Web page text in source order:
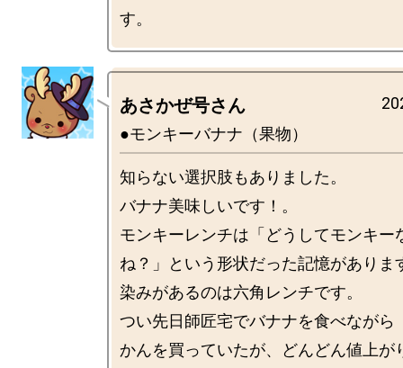
あさかぜ号さん
●モンキーバナナ（果物）
知らない選択肢もありました。
バナナ美味しいです！。
モンキーレンチは「どうしてモンキー
ね？」という形状だった記憶がありま
染みがあるのは六角レンチです。
つい先日師匠宅でバナナを食べながら
かんを買っていたが、どんどん値上が